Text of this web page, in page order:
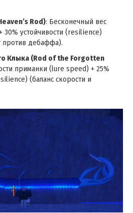
Rod): Бесконечный вес
устойчивости (resilience)
против дебаффа).
Клыка (Rod of the Forgotten
приманки (lure speed) + 25%
(баланс скорости и